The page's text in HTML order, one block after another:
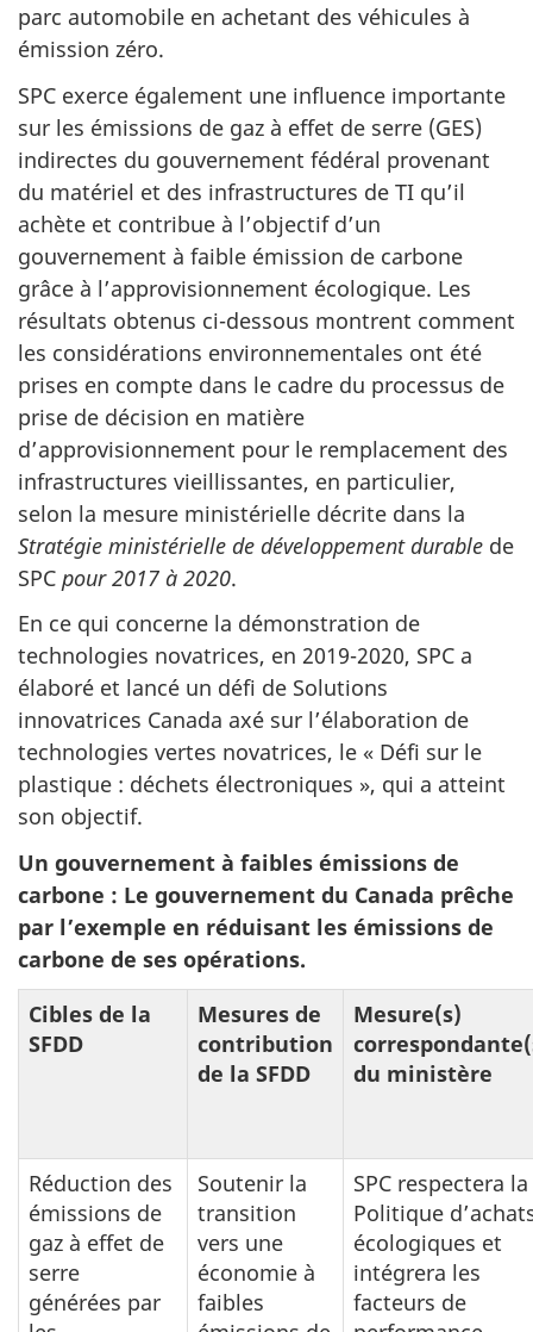
parc automobile en achetant des véhicules à
émission zéro.
SPC exerce également une influence importante
sur les émissions de gaz à effet de serre (GES)
indirectes du gouvernement fédéral provenant
du matériel et des infrastructures de TI qu’il
achète et contribue à l’objectif d’un
gouvernement à faible émission de carbone
grâce à l’approvisionnement écologique. Les
résultats obtenus ci-dessous montrent comment
les considérations environnementales ont été
prises en compte dans le cadre du processus de
prise de décision en matière
d’approvisionnement pour le remplacement des
infrastructures vieillissantes, en particulier,
selon la mesure ministérielle décrite dans la
Stratégie ministérielle de développement durable de
SPC pour 2017 à 2020.
En ce qui concerne la démonstration de
technologies novatrices, en 2019-2020, SPC a
élaboré et lancé un défi de Solutions
innovatrices Canada axé sur l’élaboration de
technologies vertes novatrices, le « Défi sur le
plastique : déchets électroniques », qui a atteint
son objectif.
Un gouvernement à faibles émissions de
carbone : Le gouvernement du Canada prêche
par l’exemple en réduisant les émissions de
carbone de ses opérations.
Cibles de la
SFDD
Mesures de
contribution
de la SFDD
Mesure(s)
du ministère
Réduction des
émissions de
gaz à effet de
serre
générées par
Soutenir la
transition
vers une
économie à
faibles
SPC respectera la
Politique
écologiques et
intégrera les
facteurs de